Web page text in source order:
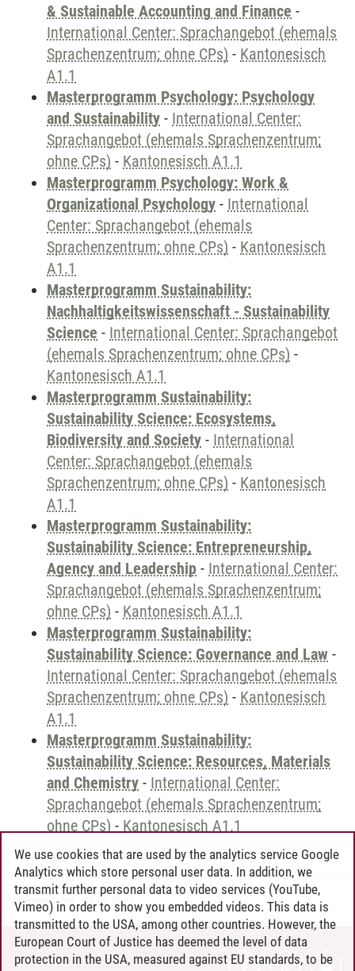
& Sustainable Accounting and Finance -
International Center: Sprachangebot (ehemals
Sprachenzentrum; ohne CPs) - Kantonesisch
A1.1
Masterprogramm Psychology: Psychology
and Sustainability - International Center:
Sprachangebot (ehemals Sprachenzentrum;
ohne CPs) - Kantonesisch A1.1
Masterprogramm Psychology: Work &
Organizational Psychology - International
Center: Sprachangebot (ehemals
Sprachenzentrum; ohne CPs) - Kantonesisch
A1.1
Masterprogramm Sustainability:
Nachhaltigkeitswissenschaft - Sustainability
Science - International Center: Sprachangebot
(ehemals Sprachenzentrum; ohne CPs) -
Kantonesisch A1.1
Masterprogramm Sustainability:
Sustainability Science: Ecosystems,
Biodiversity and Society - International
Center: Sprachangebot (ehemals
Sprachenzentrum; ohne CPs) - Kantonesisch
A1.1
Masterprogramm Sustainability:
Sustainability Science: Entrepreneurship,
Agency and Leadership - International Center:
Sprachangebot (ehemals Sprachenzentrum;
ohne CPs) - Kantonesisch A1.1
Masterprogramm Sustainability:
Sustainability Science: Governance and Law -
International Center: Sprachangebot (ehemals
Sprachenzentrum; ohne CPs) - Kantonesisch
A1.1
Masterprogramm Sustainability:
Sustainability Science: Resources, Materials
and Chemistry - International Center:
Sprachangebot (ehemals Sprachenzentrum;
ohne CPs) - Kantonesisch A1.1
Andreea Tribel 30.06.2024
CONTACT
We use cookies that are used by the analytics service Google
Analytics which store personal user data. In addition, we
transmit further personal data to video services (YouTube,
Vimeo) in order to show you embedded videos. This data is
transmitted to the USA, among other countries. However, the
European Court of Justice has deemed the level of data
protection in the USA, measured against EU standards, to be